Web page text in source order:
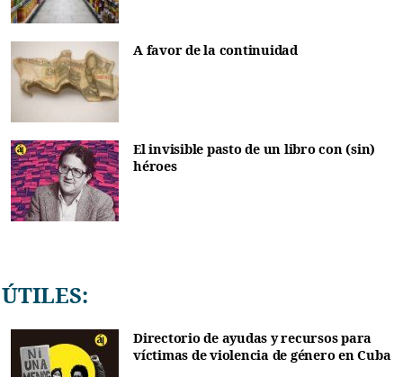
A favor de la continuidad
El invisible pasto de un libro con (sin)
héroes
ÚTILES:
Directorio de ayudas y recursos para
víctimas de violencia de género en Cuba